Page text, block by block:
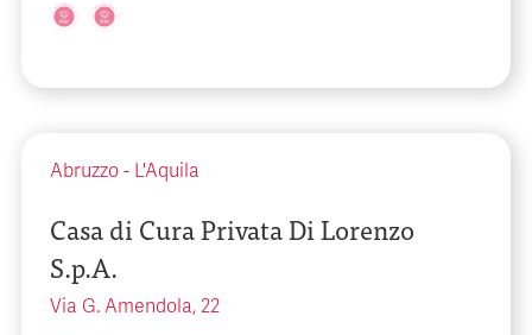
Abruzzo - L'Aquila
Casa di Cura Privata Di Lorenzo
S.p.A.
Via G. Amendola, 22